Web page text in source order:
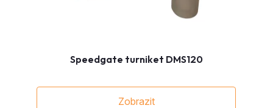
Speedgate turniket DMS120
Zobrazit